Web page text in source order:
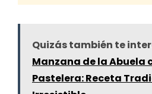
Quizás también te
Manzana de la Abuela
Pastelera: Receta